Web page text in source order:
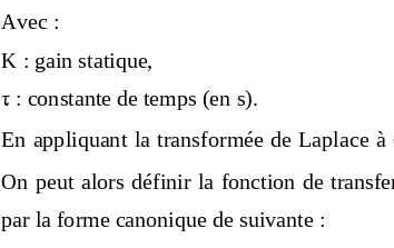
Avec :
K : gain statique,
τ : constante de temps (en s).
En appliquant la transformée de  Laplace  à
On peut alors définir la fonction de
par la forme canonique de suivante :